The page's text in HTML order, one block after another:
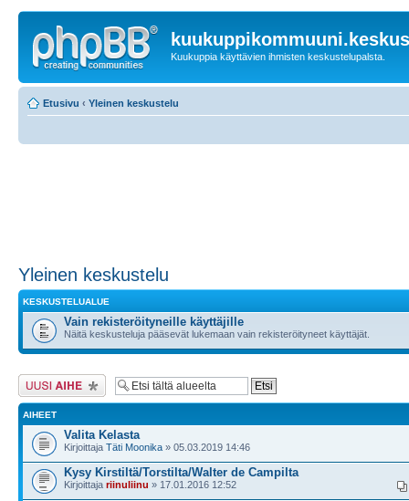
Kuukuppia käyttävien ihmisten keskustelupalsta.
Etusivu ‹ Yleinen keskustelu
Yleinen keskustelu
KESKUSTELUALUE
Vain rekisteröityneille käyttäjille
Näitä keskusteluja pääsevät lukemaan vain rekisteröityneet käyttäjät.
Lähetä uusi viesti
AIHEET
Valita Kelasta
Kirjoittaja Täti Moonika » 05.03.2019 14:46
Kysy Kirstiltä/Torstilta/Walter de Campilta
Kirjoittaja riinuliinu » 17.01.2016 12:52